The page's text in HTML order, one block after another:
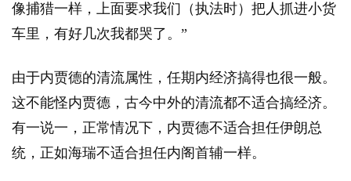
像捕猎一样，上面要求我们（执法时）把人抓进小货
车里，有好几次我都哭了。”
由于内贾德的清流属性，任期内经济搞得也很一般。
这不能怪内贾德，古今中外的清流都不适合搞经济。
有一说一，正常情况下，内贾德不适合担任伊朗总
统，正如海瑞不适合担任内阁首辅一样。